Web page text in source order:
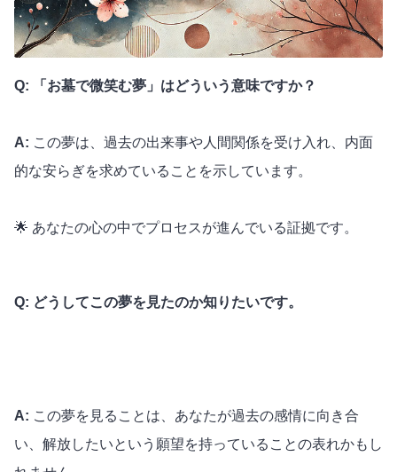
Q: 「お墓で微笑む夢」はどういう意味ですか？
A: この夢は、過去の出来事や人間関係を受け入れ、内面
的な安らぎを求めていることを示しています。
🌟 あなたの心の中でプロセスが進んでいる証拠です。
Q: どうしてこの夢を見たのか知りたいです。
A: この夢を見ることは、あなたが過去の感情に向き合
い、解放したいという願望を持っていることの表れかもし